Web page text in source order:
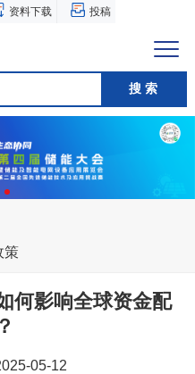
资料下载 投稿
策
何影响全球资金配
05-12